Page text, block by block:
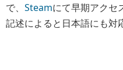
で、 Steamにて早期アクセ
記述によると日本語にも対